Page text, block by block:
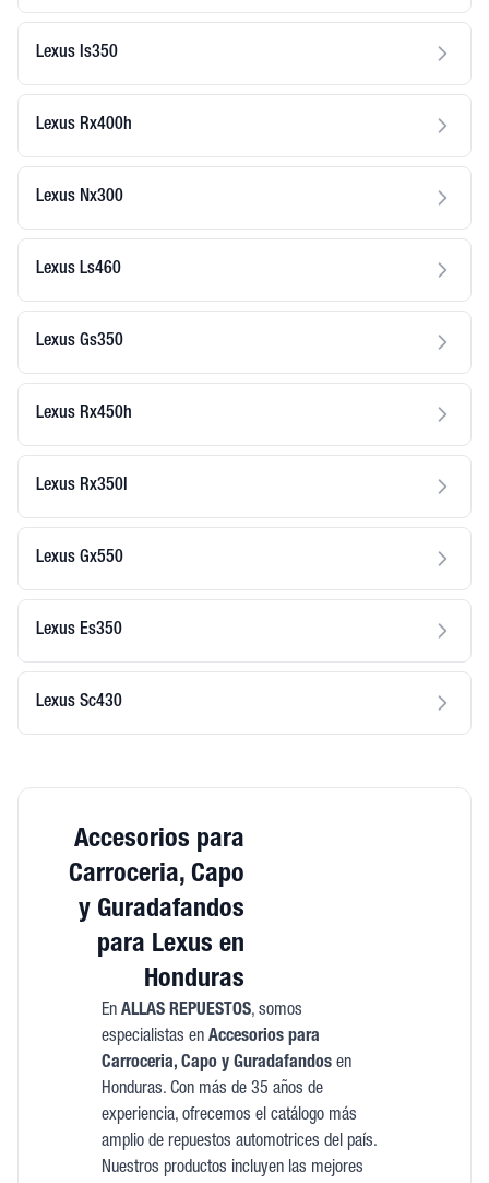
Lexus Is350
Lexus Rx400h
Lexus Nx300
Lexus Ls460
Lexus Gs350
Lexus Rx450h
Lexus Rx350l
Lexus Gx550
Lexus Es350
Lexus Sc430
Accesorios para
Carroceria, Capo
y Guradafandos
para Lexus en
Honduras
En ALLAS REPUESTOS, somos
especialistas en Accesorios para
Carroceria, Capo y Guradafandosen
Honduras. Con más de 35 años de
experiencia, ofrecemos el catálogo más
amplio de repuestos automotrices del país.
Nuestros productos incluyen las mejores